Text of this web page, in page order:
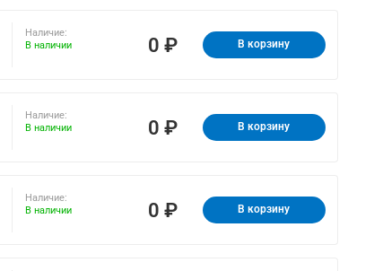
Наличие:
В наличии
0 ₽ В корзину
Наличие:
В наличии
0 ₽ В корзину
Наличие:
В наличии
0 ₽ В корзину